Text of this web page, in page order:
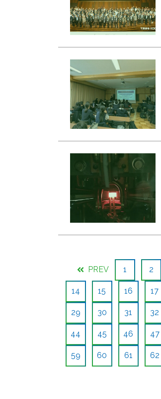
PREV 1 2
14 15 16 17
29 30 31 32
44 45 46 47
59 60 61 62